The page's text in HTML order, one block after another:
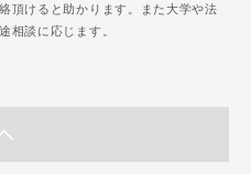
頂けると助かります。また大学や法
相談に応じます。